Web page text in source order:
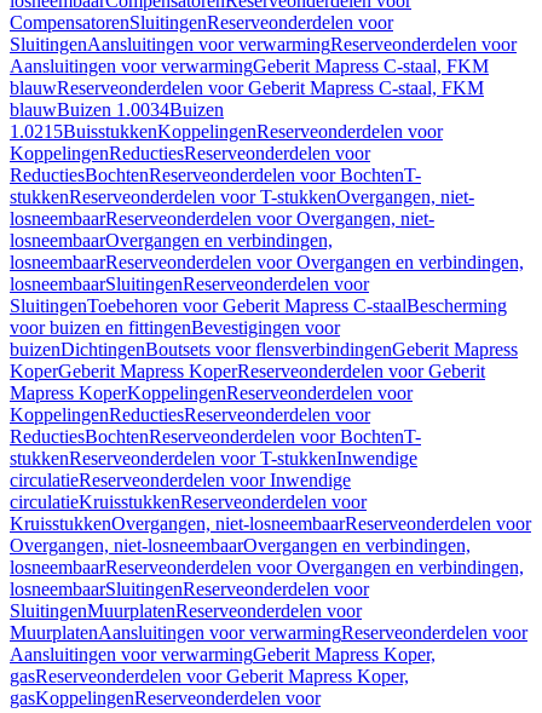
CompensatorenSluitingenReserveonderdelen voor
SluitingenAansluitingen voor verwarmingReserveonderdelen voor
Aansluitingen voor verwarmingGeberit Mapress C-staal, FKM
blauwReserveonderdelen voor Geberit Mapress C-staal, FKM
blauwBuizen 1.0034Buizen
1.0215BuisstukkenKoppelingenReserveonderdelen voor
KoppelingenReductiesReserveonderdelen voor
ReductiesBochtenReserveonderdelen voor BochtenT-
stukkenReserveonderdelen voor T-stukkenOvergangen, niet-
losneembaarReserveonderdelen voor Overgangen, niet-
losneembaarOvergangen en verbindingen,
losneembaarReserveonderdelen voor Overgangen en verbindingen,
losneembaarSluitingenReserveonderdelen voor
SluitingenToebehoren voor Geberit Mapress C-staalBescherming
voor buizen en fittingenBevestigingen voor
buizenDichtingenBoutsets voor flensverbindingenGeberit Mapress
KoperGeberit Mapress KoperReserveonderdelen voor Geberit
Mapress KoperKoppelingenReserveonderdelen voor
KoppelingenReductiesReserveonderdelen voor
ReductiesBochtenReserveonderdelen voor BochtenT-
stukkenReserveonderdelen voor T-stukkenInwendige
circulatieReserveonderdelen voor Inwendige
circulatieKruisstukkenReserveonderdelen voor
KruisstukkenOvergangen, niet-losneembaarReserveonderdelen voor
Overgangen, niet-losneembaarOvergangen en verbindingen,
losneembaarReserveonderdelen voor Overgangen en verbindingen,
losneembaarSluitingenReserveonderdelen voor
SluitingenMuurplatenReserveonderdelen voor
MuurplatenAansluitingen voor verwarmingReserveonderdelen voor
Aansluitingen voor verwarmingGeberit Mapress Koper,
gasReserveonderdelen voor Geberit Mapress Koper,
gasKoppelingenReserveonderdelen voor